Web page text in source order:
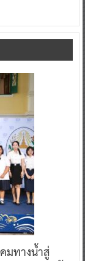
มทางน้ำสู่